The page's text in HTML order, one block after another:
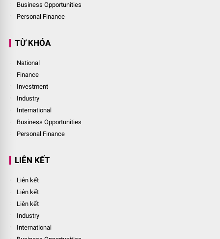
Business Opportunities
Personal Finance
TỪ KHÓA
National
Finance
Investment
Industry
International
Business Opportunities
Personal Finance
LIÊN KẾT
Liên kết
Liên kết
Liên kết
Industry
International